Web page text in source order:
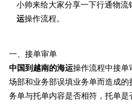
小帅来给大家分享一下行通物流
运操作流程。
一、接单审单
中国到越南的海运操作流程中接单
场部和业务部误填业务单而造成的
务单与托单内容是否相符，托单